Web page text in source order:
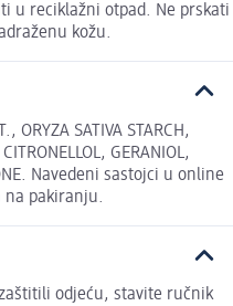
u reciklažni otpad. Ne prskati
kožu.
ORYZA SATIVA STARCH,
GERANIOL,
Navedeni sastojci u online
na pakiranju.
odjeću, stavite ručnik